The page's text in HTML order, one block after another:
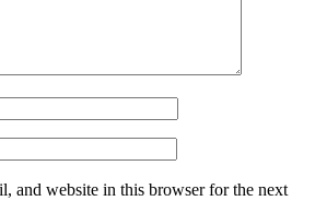
and website in this browser for the next